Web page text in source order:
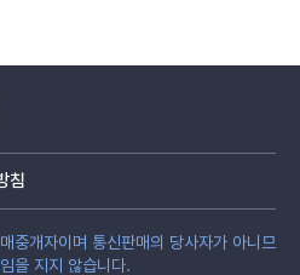
침
중개자이며 통신판매의 당사자가 아니므
을 지지 않습니다.